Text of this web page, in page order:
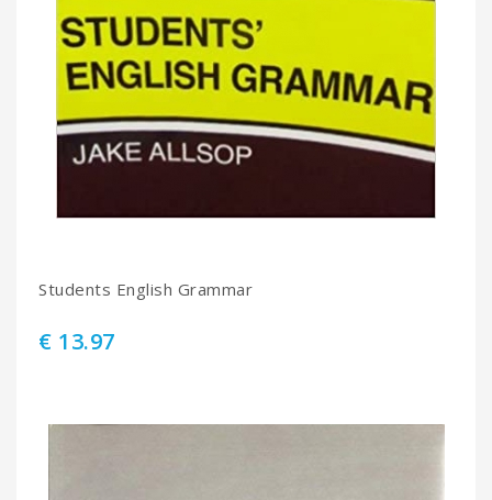
Students English Grammar
€ 13.97